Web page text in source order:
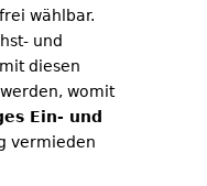
wählbar.
und
diesen
womit
Ein- und
vermieden